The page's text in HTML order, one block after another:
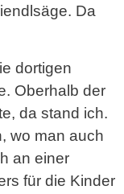
Da
dortigen
Oberhalb der
da stand ich.
wo man auch
an einer
für die Kinder